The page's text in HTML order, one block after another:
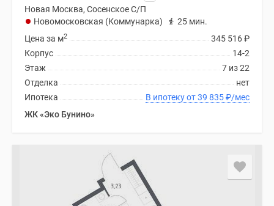
Новая Москва, Сосенское С/П
Новомосковская (Коммунарка)
25 мин.
345 516₽
Цена за м2
14-2
Корпус
7 из 22
Этаж
нет
Отделка
В ипотеку от 39 835₽/мес
Ипотека
ЖК «Эко Бунино»